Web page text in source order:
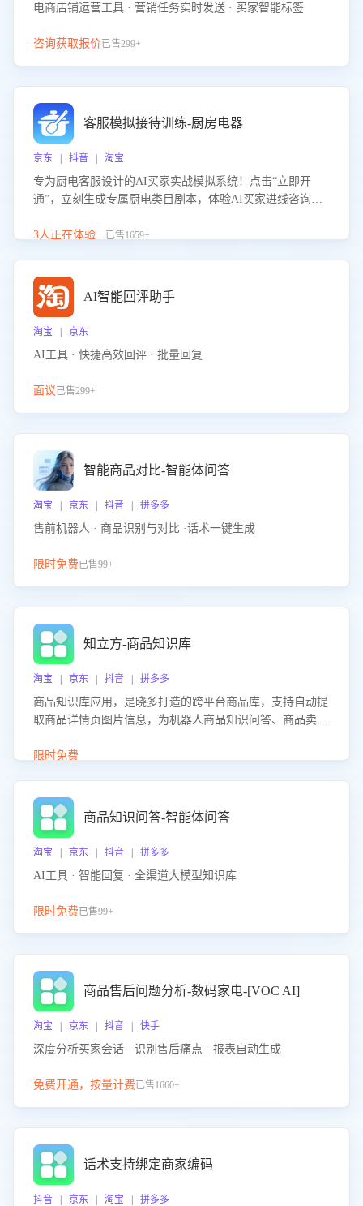
电商店铺运营工具 · 营销任务实时发送 · 买家智能标签
咨询获取报价已售299+
客服模拟接待训练-厨房电器
京东 | 抖音 | 淘宝
专为厨电客服设计的AI买家实战模拟系统！点击“立即开
通”，立刻生成专属厨电类目剧本，体验AI买家进线咨询真
实场景应对技巧！
3人正在体验...已售1659+
AI智能回评助手
淘宝 | 京东
AI工具 · 快捷高效回评 · 批量回复
面议已售299+
智能商品对比-智能体问答
淘宝 | 京东 | 抖音 | 拼多多
售前机器人 · 商品识别与对比 ·话术一键生成
限时免费已售99+
知立方-商品知识库
淘宝 | 京东 | 抖音 | 拼多多
商品知识库应用，是晓多打造的跨平台商品库，支持自动提
取商品详情页图片信息，为机器人商品知识问答、商品卖点
限时免费
商品知识问答-智能体问答
淘宝 | 京东 | 抖音 | 拼多多
AI工具 · 智能回复 · 全渠道大模型知识库
限时免费已售99+
商品售后问题分析-数码家电-[VOC AI]
淘宝 | 京东 | 抖音 | 快手
深度分析买家会话 · 识别售后痛点 · 报表自动生成
免费开通，按量计费已售1660+
话术支持绑定商家编码
抖音 | 京东 | 淘宝 | 拼多多